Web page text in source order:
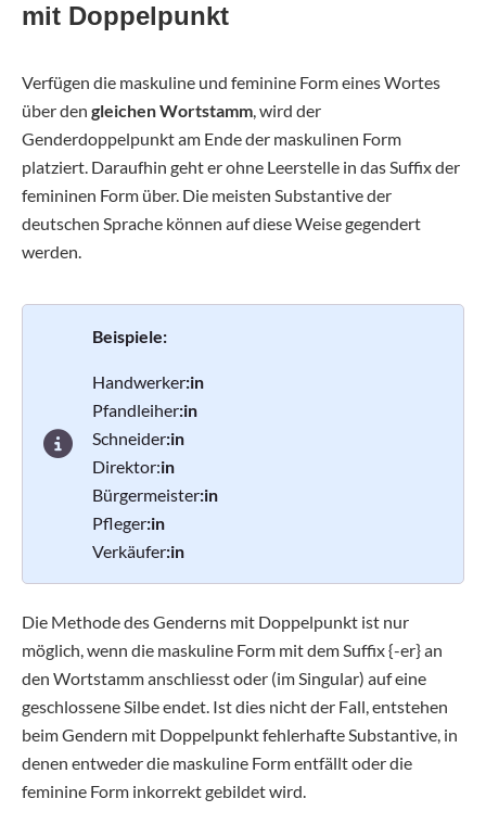
mit Doppelpunkt
Verfügen die maskuline und feminine Form eines Wortes
über den gleichen Wortstamm, wird der
Genderdoppelpunkt am Ende der maskulinen Form
platziert. Daraufhin geht er ohne Leerstelle in das Suffix der
femininen Form über. Die meisten Substantive der
deutschen Sprache können auf diese Weise gegendert
werden.
Beispiele:
Handwerker:in
Pfandleiher:in
Schneider:in
Direktor:in
Bürgermeister:in
Pfleger:in
Verkäufer:in
Die Methode des Genderns mit Doppelpunkt ist nur
möglich, wenn die maskuline Form mit dem Suffix {-er} an
den Wortstamm anschliesst oder (im Singular) auf eine
geschlossene Silbe endet. Ist dies nicht der Fall, entstehen
beim Gendern mit Doppelpunkt fehlerhafte Substantive, in
denen entweder die maskuline Form entfällt oder die
feminine Form inkorrekt gebildet wird.